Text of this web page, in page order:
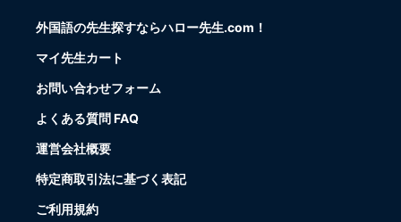
外国語の先生探すならハロー先生.com！
マイ先生カート
お問い合わせフォーム
よくある質問 FAQ
運営会社概要
特定商取引法に基づく表記
ご利用規約